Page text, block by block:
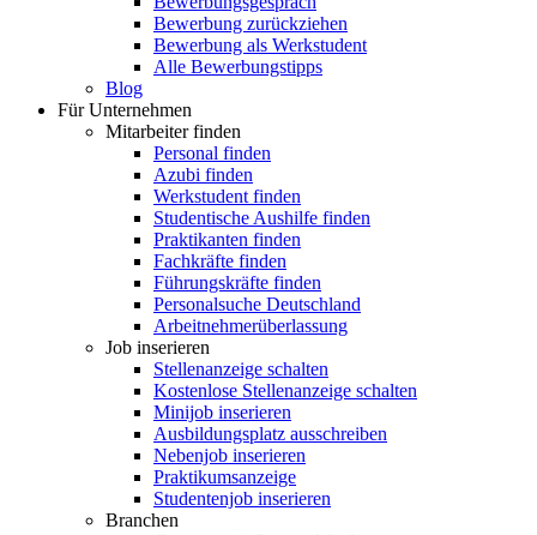
Bewerbung zurückziehen
Bewerbung als Werkstudent
Alle Bewerbungstipps
Blog
Für Unternehmen
Mitarbeiter finden
Personal finden
Azubi finden
Werkstudent finden
Studentische Aushilfe finden
Praktikanten finden
Fachkräfte finden
Führungskräfte finden
Personalsuche Deutschland
Arbeitnehmerüberlassung
Job inserieren
Stellenanzeige schalten
Kostenlose Stellenanzeige schalten
Minijob inserieren
Ausbildungsplatz ausschreiben
Nebenjob inserieren
Praktikumsanzeige
Studentenjob inserieren
Branchen